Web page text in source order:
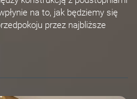
na to, jak będziemy się
przez najbliższe